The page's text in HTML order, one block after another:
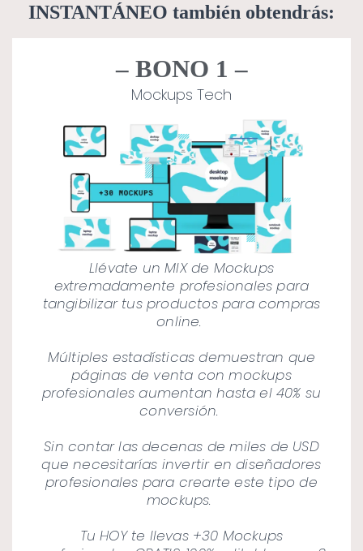
INSTANTÁNEO también obtendrás:
– BONO 1 –
Mockups Tech
Llévate un MIX de Mockups
extremadamente profesionales para
tangibilizar tus productos para compras
online.
Múltiples estadísticas demuestran que
páginas de venta con mockups
profesionales aumentan hasta el 40% su
conversión.
Sin contar las decenas de miles de USD
que necesitarías invertir en diseñadores
profesionales para crearte este tipo de
mockups.
Tu HOY te llevas +30 Mockups